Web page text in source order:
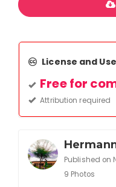
License and Use
Free for
Attribution required
Published on
9 Photos